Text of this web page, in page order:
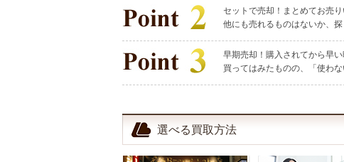
セットで売却！まとめてお売
他にも売れるものはないか、探
早期売却！購入されてから早
買ってはみたものの、「使わ
選べる買取方法